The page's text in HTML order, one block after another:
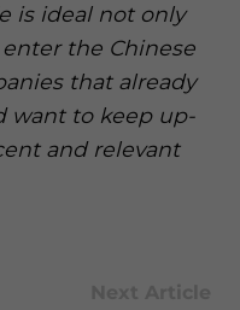
is ideal not only
the Chinese
that already
want to keep up-
and relevant